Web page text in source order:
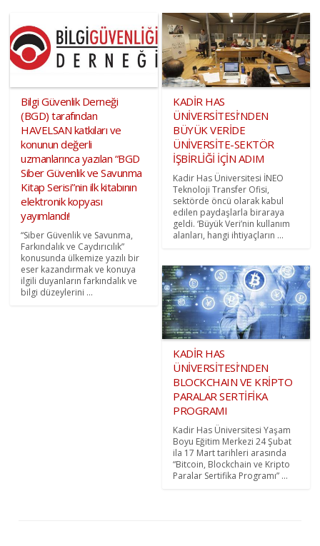
Bilgi Güvenlik Derneği
(BGD) tarafından
HAVELSAN katkıları ve
konunun değerli
uzmanlarınca yazılan “BGD
Siber Güvenlik ve Savunma
Kitap Serisi”nin ilk kitabının
elektronik kopyası
yayımlandı!
“Siber Güvenlik ve Savunma,
Farkındalık ve Caydırıcılık”
konusunda ülkemize yazılı bir
eser kazandırmak ve konuya
ilgili duyanların farkındalık ve
bilgi düzeylerini ...
KADİR HAS
ÜNİVERSİTESİ’NDEN
BÜYÜK VERİDE
ÜNİVERSİTE-SEKTÖR
İŞBİRLİĞİ İÇİN ADIM
Kadir Has Üniversitesi İNEO
Teknoloji Transfer Ofisi,
sektörde öncü olarak kabul
edilen paydaşlarla biraraya
geldi. ‘Büyük Veri’nin kullanım
alanları, hangi ihtiyaçların ...
KADİR HAS
ÜNİVERSİTESİ’NDEN
BLOCKCHAIN VE KRİPTO
PARALAR SERTİFİKA
PROGRAMI
Kadir Has Üniversitesi Yaşam
Boyu Eğitim Merkezi 24 Şubat
ila 17 Mart tarihleri arasında
“Bitcoin, Blockchain ve Kripto
Paralar Sertifika Programı” ...